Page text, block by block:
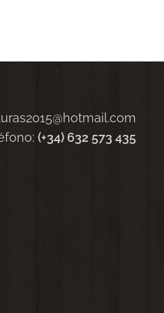
(+34) 632 573 435